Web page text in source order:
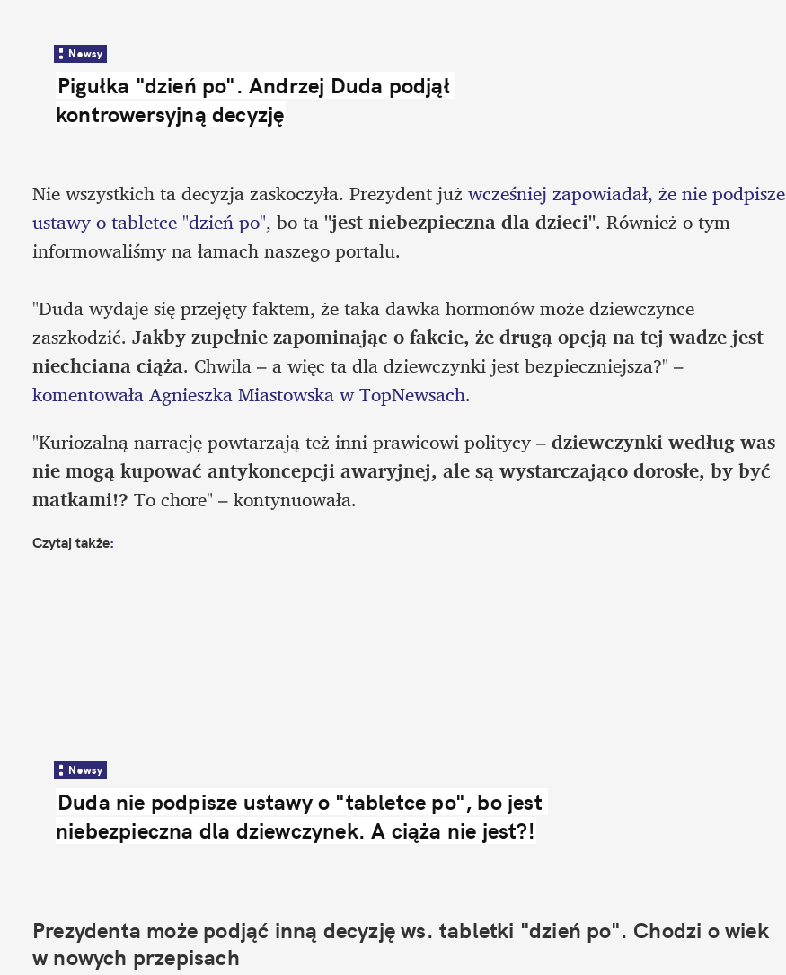
Newsy
Pigułka "dzień po". Andrzej Duda podjął
kontrowersyjną decyzję
Nie wszystkich ta decyzja zaskoczyła. Prezydent już wcześniej zapowiadał, że nie podpisze
ustawy o tabletce "dzień po", bo ta "jest niebezpieczna dla dzieci". Również o tym
informowaliśmy na łamach naszego portalu.
"Duda wydaje się przejęty faktem, że taka dawka hormonów może dziewczynce
zaszkodzić. Jakby zupełnie zapominając o fakcie, że drugą opcją na tej wadze jest
niechciana ciąża
komentowała Agnieszka Miastowska w TopNewsach.
"Kuriozalną narrację powtarzają też inni prawicowi politycy – dziewczynki według was
nie mogą kupować antykoncepcji awaryjnej, ale są wystarczająco dorosłe, by być
matkami!? To chore" – kontynuowała.
Czytaj także:
Newsy
Duda nie podpisze ustawy o "tabletce po", bo jest
niebezpieczna dla dziewczynek. A ciąża nie jest?!
Prezydenta może podjąć inną decyzję ws. tabletki "dzień po". Chodzi o wiek
w nowych przepisach